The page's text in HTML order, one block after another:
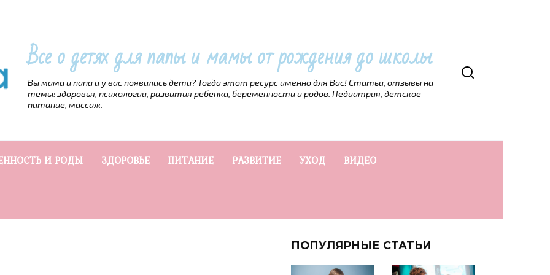
Все о детях для папы и мамы от рождения до школы
Вы мама и папа и у вас появились дети? Тогда этот ресурс именно для Вас! Статьи, отзывы на
темы: здоровья, психологии, развития ребенка, беременности и родов. Педиатрия, детское
питание, массаж.
И РОДЫ ЗДОРОВЬЕ ПИТАНИЕ РАЗВИТИЕ УХОД ВИДЕО
ПОПУЛЯРНЫЕ СТАТЬИ